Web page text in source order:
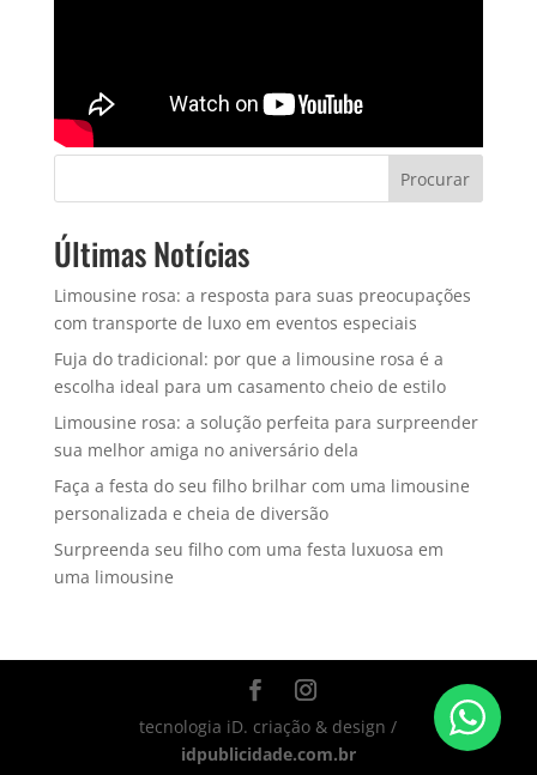
Procurar
Últimas Notícias
Limousine rosa: a resposta para suas preocupações
com transporte de luxo em eventos especiais
Fuja do tradicional: por que a limousine rosa é a
escolha ideal para um casamento cheio de estilo
Limousine rosa: a solução perfeita para surpreender
sua melhor amiga no aniversário dela
Faça a festa do seu filho brilhar com uma limousine
personalizada e cheia de diversão
Surpreenda seu filho com uma festa luxuosa em
uma limousine
tecnologia iD. criação & design /
idpublicidade.com.br